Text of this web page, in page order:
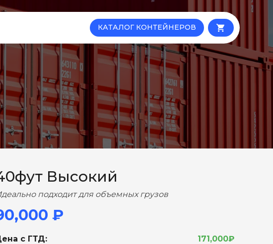
КАТАЛОГ КОНТЕЙНЕРОВ local_grocery_store
Высокий
подходит для объемных грузов
₽
с ГТД: 171,000₽